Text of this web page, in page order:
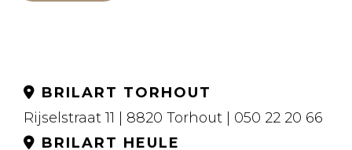
BRILART TORHOUT
Rijselstraat 11 | 8820 Torhout | 050 22 20 66
BRILART HEULE